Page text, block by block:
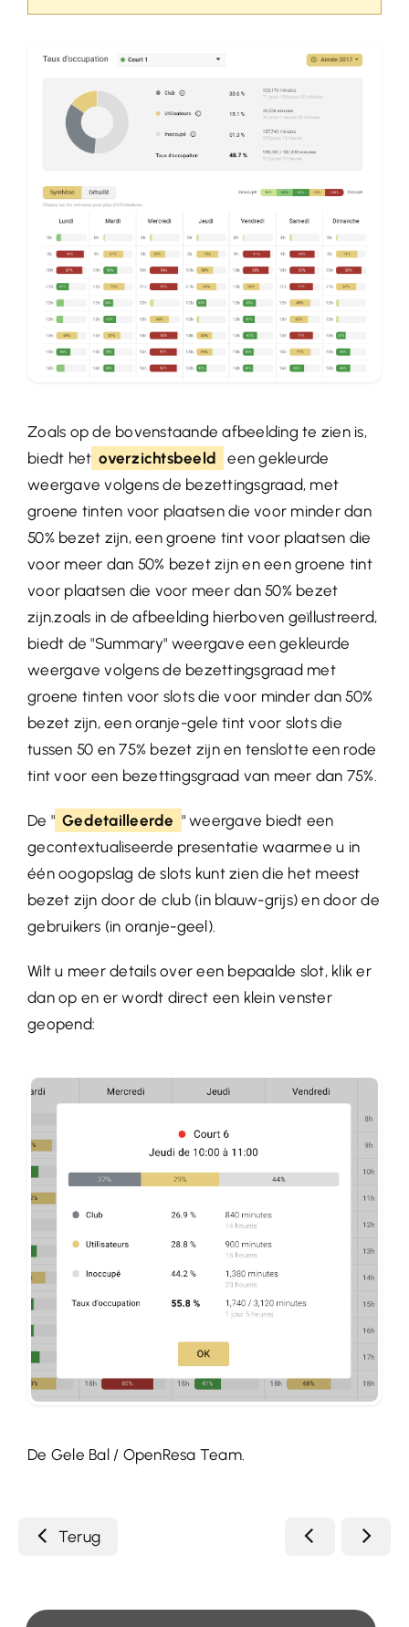
Zoals op de bovenstaande afbeelding te zien is,
biedt het overzichtsbeeld
een gekleurde
weergave volgens de bezettingsgraad, met
groene tinten voor plaatsen die voor minder dan
50% bezet zijn, een groene tint voor plaatsen die
voor meer dan 50% bezet zijn en een groene tint
voor plaatsen die voor meer dan 50% bezet
zijn.zoals in de afbeelding hierboven geïllustreerd,
biedt de "Summary" weergave een gekleurde
weergave volgens de bezettingsgraad met
groene tinten voor slots die voor minder dan 50%
bezet zijn, een oranje-gele tint voor slots die
tussen 50 en 75% bezet zijn en tenslotte een rode
tint voor een bezettingsgraad van meer dan 75%.
De " Gedetailleerde " weergave biedt een
gecontextualiseerde presentatie waarmee u in
één oogopslag de slots kunt zien die het meest
bezet zijn door de club (in blauw-grijs) en door de
gebruikers (in oranje-geel).
Wilt u meer details over een bepaalde slot, klik er
dan op en er wordt direct een klein venster
geopend:
De Gele Bal / OpenResa Team.
Terug